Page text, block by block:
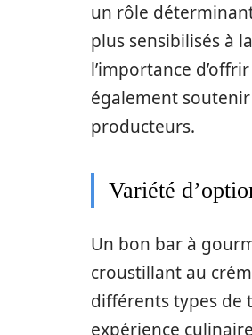
un rôle
plus sensibilisés à
l’importance
également
producteurs.
Variété
Un bon bar à
croustillant au
différents types de
expérience